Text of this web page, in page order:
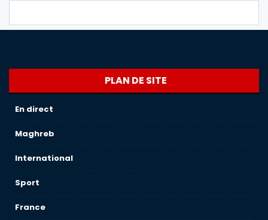
PLAN DE SITE
En direct
Maghreb
International
Sport
France